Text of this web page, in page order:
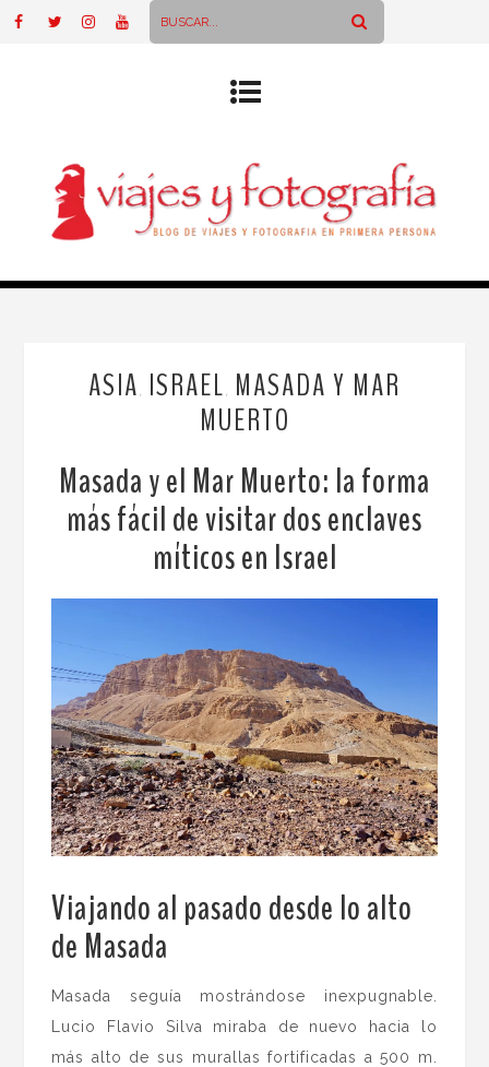
ASIA ISRAEL MASADA Y MAR
MUERTO
Masada y el Mar Muerto: la forma
más fácil de visitar dos enclaves
míticos en Israel
Viajando al pasado desde lo alto
de Masada
Masada seguía mostrándose inexpugnable.
Lucio Flavio Silva miraba de nuevo hacia lo
más alto de sus murallas fortificadas a 500 m.